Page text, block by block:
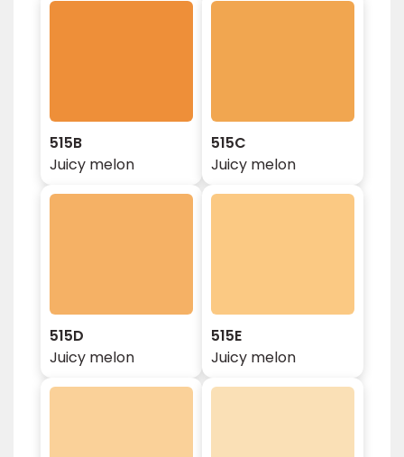
515B
Juicy melon
515C
Juicy melon
515D
Juicy melon
515E
Juicy melon